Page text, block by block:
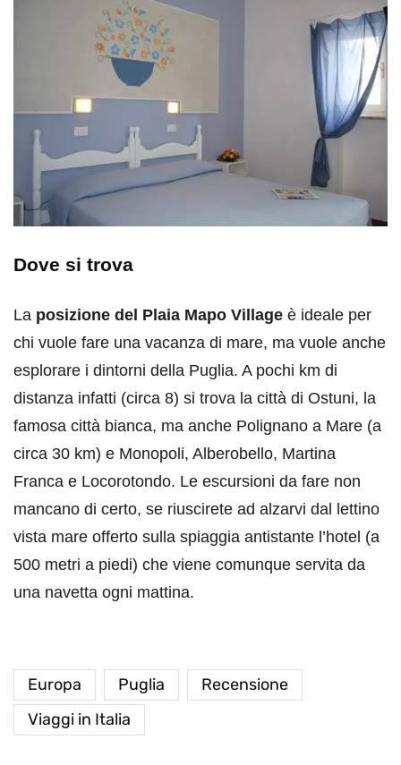
Dove si trova
La posizione del Plaia Mapo Village è ideale per
chi vuole fare una vacanza di mare, ma vuole anche
esplorare i dintorni della Puglia. A pochi km di
distanza infatti (circa 8) si trova la città di Ostuni, la
famosa città bianca, ma anche Polignano a Mare (a
circa 30 km) e Monopoli, Alberobello, Martina
Franca e Locorotondo. Le escursioni da fare non
mancano di certo, se riuscirete ad alzarvi dal lettino
vista mare offerto sulla spiaggia antistante l’hotel (a
500 metri a piedi) che viene comunque servita da
una navetta ogni mattina.
Europa Puglia
Recensione
Viaggi in Italia